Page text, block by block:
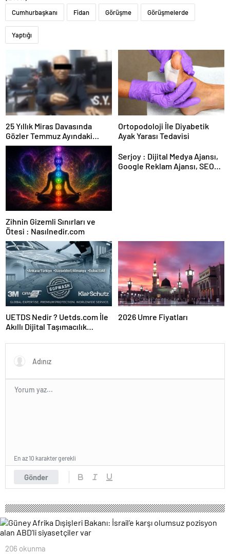
Cumhurbaşkanı Fidan Görüşme Görüşmelerde
Yaptığı
25 Yıllık Miras Davasında
Gözler Temmuz Ayındaki
Karar Duruşmasına Çevrildi
Ortopodoloji İle Diyabetik
Ayak Yarası Tedavisi
Zihnin Gizemli Sınırları ve
Ötesi : Nasılnedir.com
Serjoy : Dijital Medya Ajansı,
Google Reklam Ajansı, SEO
UETDS Nedir ? Uetds.com İle
Akıllı Dijital Taşımacılık
2026 Umre Fiyatları
Gönder
En az 10 karakter gerekli
206 okunma